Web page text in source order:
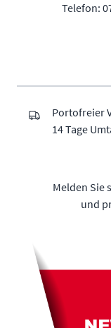
Telefon:
Portofreier
14 Tage
Melden Sie
und